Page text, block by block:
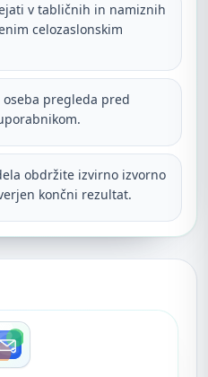
v tabličnih in namiznih
celozaslonskim
pregleda pred
obdržite izvirno izvorno
končni rezultat.